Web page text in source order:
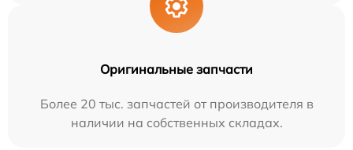
Оригинальные запчасти
Более 20 тыс. запчастей от производителя в
наличии на собственных складах.